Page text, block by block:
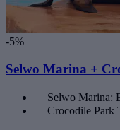
-5%
Selwo Marina +
Selwo Marina:
Crocodile Park